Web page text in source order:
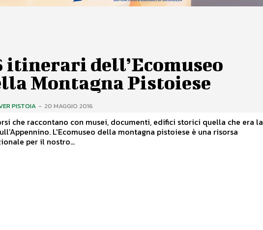
itinerari dell’Ecomuseo
Montagna Pistoiese
PISTOIA - 20 MAGGIO 2016
che raccontano con musei, documenti, edifici storici quella che era la
della montagna pistoiese è una risorsa
per il nostro...